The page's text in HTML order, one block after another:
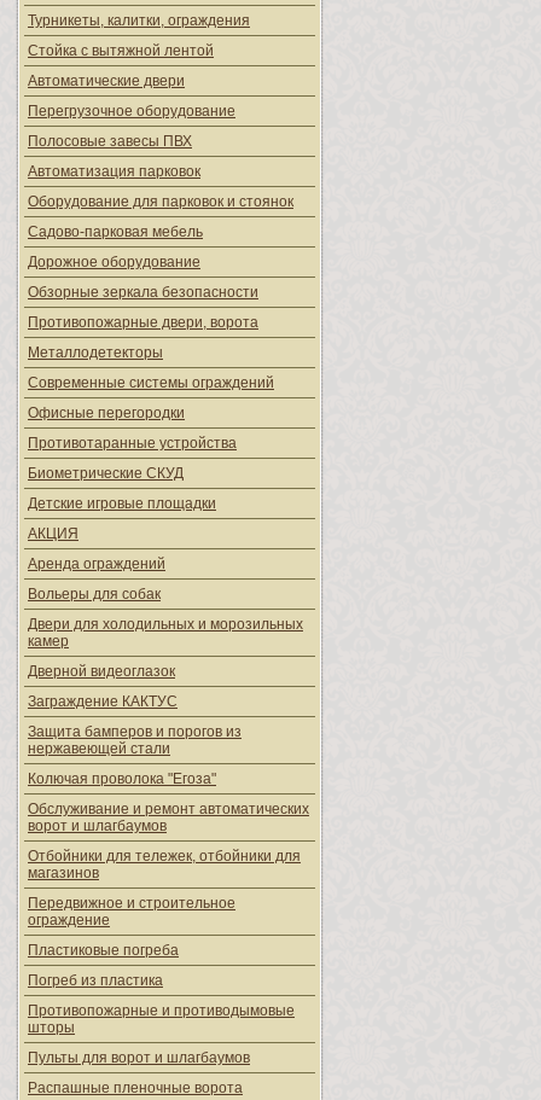
Турникеты, калитки, ограждения
Стойка с вытяжной лентой
Автоматические двери
Перегрузочное оборудование
Полосовые завесы ПВХ
Автоматизация парковок
Оборудование для парковок и стоянок
Садово-парковая мебель
Дорожное оборудование
Обзорные зеркала безопасности
Противопожарные двери, ворота
Металлодетекторы
Современные системы ограждений
Офисные перегородки
Противотаранные устройства
Биометрические СКУД
Детские игровые площадки
АКЦИЯ
Аренда ограждений
Вольеры для собак
Двери для холодильных и морозильных
камер
Дверной видеоглазок
Заграждение КАКТУС
Защита бамперов и порогов из
нержавеющей стали
Колючая проволока "Егоза"
Обслуживание и ремонт автоматических
ворот и шлагбаумов
Отбойники для тележек, отбойники для
магазинов
Передвижное и строительное
ограждение
Пластиковые погреба
Погреб из пластика
Противопожарные и противодымовые
шторы
Пульты для ворот и шлагбаумов
Распашные пленочные ворота